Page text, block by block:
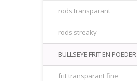
rods transparant
rods streaky
BULLSEYE FRIT EN POEDER
frit transparant fine